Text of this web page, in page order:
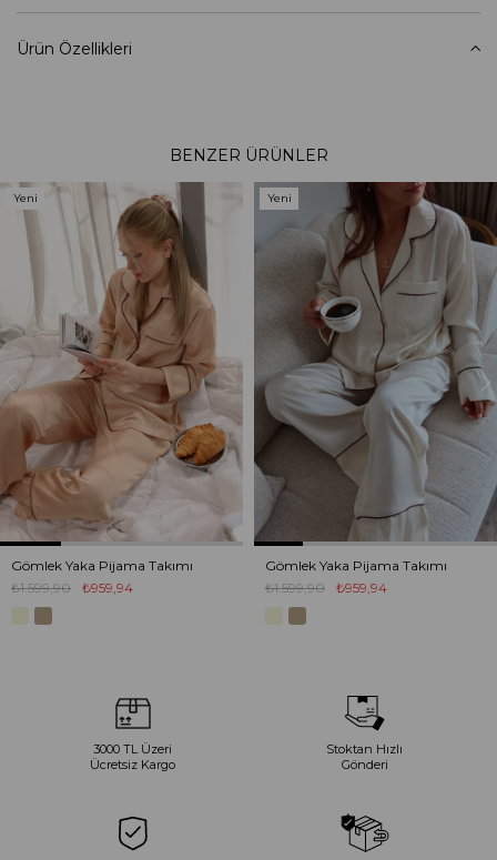
Ürün Özellikleri
BENZER ÜRÜNLER
Gömlek Yaka Pijama Takımı
₺959,94
₺1.599,90
Yeni
Ürün
Gömlek Yaka Pijama Takımı
₺959,94
₺1.599,90
Yeni
3000 TL Üzeri
Ücretsiz Kargo
Stoktan Hızlı
Gönderi